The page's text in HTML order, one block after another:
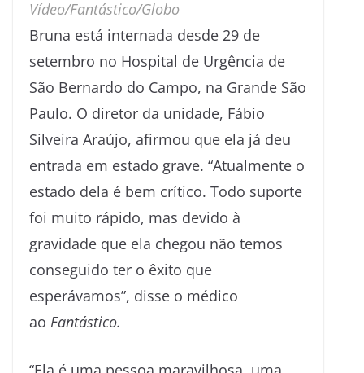
Vídeo/Fantástico/Globo
Bruna está internada desde 29 de
setembro no Hospital de Urgência de
São Bernardo do Campo, na Grande São
Paulo. O diretor da unidade, Fábio
Silveira Araújo, afirmou que ela já deu
entrada em estado grave. “Atualmente o
estado dela é bem crítico. Todo suporte
foi muito rápido, mas devido à
gravidade que ela chegou não temos
conseguido ter o êxito que
esperávamos”, disse o médico
ao Fantástico.